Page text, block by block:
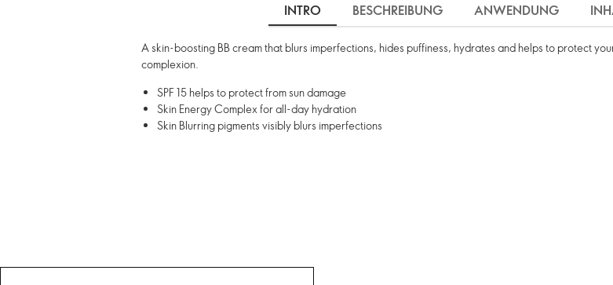
INTRO BESCHREIBUNG ANWENDUNG
A skin-boosting BB cream that blurs imperfections, hides puffiness, hydrates and helps to protect
complexion.
SPF 15 helps to protect from sun damage
Skin Energy Complex for all-day hydration
Skin Blurring pigments visibly blurs imperfections